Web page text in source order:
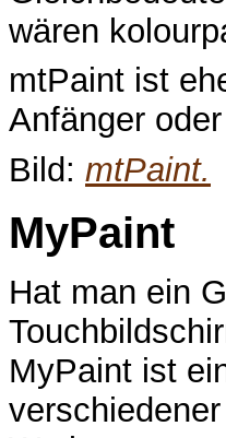
wären
mtPaint ist
Anfänger
Bild: mtPaint.
MyPaint
Hat man ein
MyPaint ist